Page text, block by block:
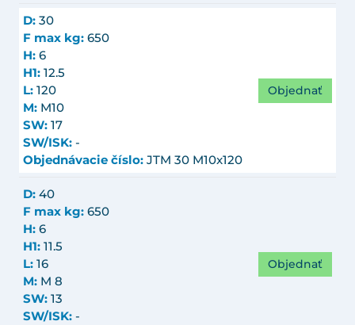
D: 30
F max kg: 650
H: 6
H1: 12.5
L: 120
M: M10
SW: 17
SW/ISK: -
Objednávacie číslo: JTM 30 M10x120
Objednať
D: 40
F max kg: 650
H: 6
H1: 11.5
L: 16
M: M 8
SW: 13
SW/ISK: -
Objednať